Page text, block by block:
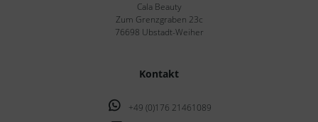
Cala Beauty
Zum Grenzgraben 23c
76698 Ubstadt-Weiher
Kontakt
+49 (0)176 21461089